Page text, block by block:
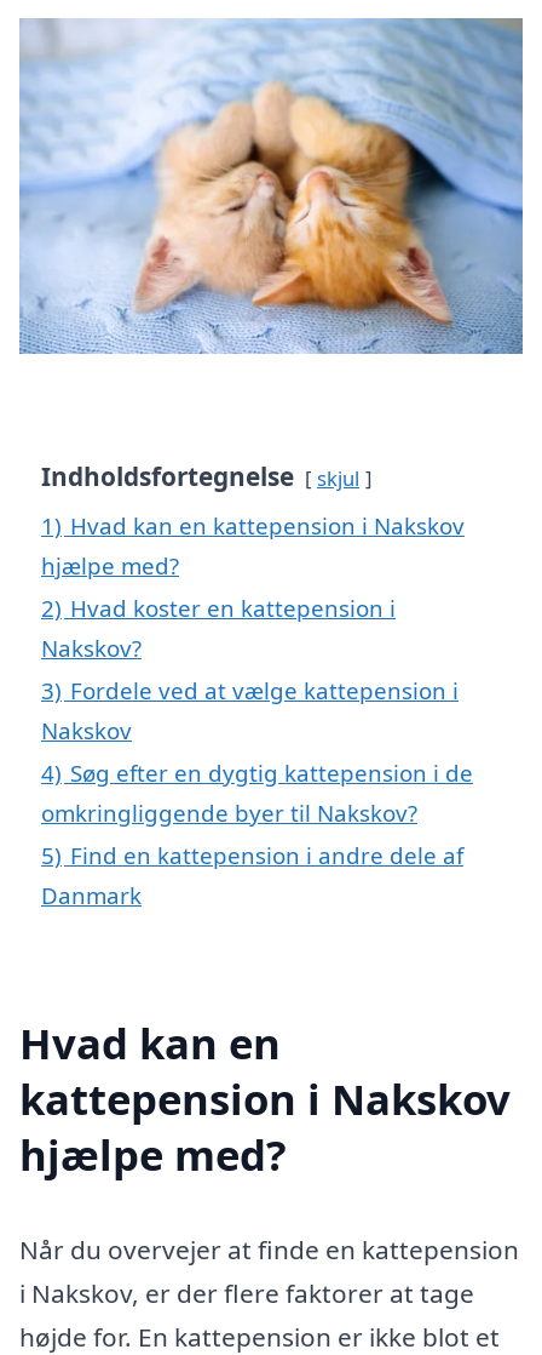
Indholdsfortegnelse skjul
1) Hvad kan en kattepension i Nakskov
hjælpe med?
2) Hvad koster en kattepension i
Nakskov?
3) Fordele ved at vælge kattepension i
Nakskov
4) Søg efter en dygtig kattepension i de
omkringliggende byer til Nakskov?
5) Find en kattepension i andre dele af
Danmark
Hvad kan en
kattepension i Nakskov
hjælpe med?
Når du overvejer at finde en kattepension
i Nakskov, er der flere faktorer at tage
højde for. En kattepension er ikke blot et